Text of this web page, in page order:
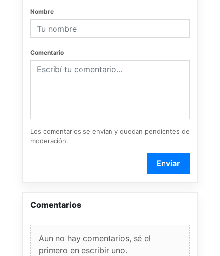
Nombre
Comentario
Los comentarios se envían y quedan pendientes de
moderación.
Enviar
Comentarios
Aun no hay comentarios, sé el
primero en escribir uno.